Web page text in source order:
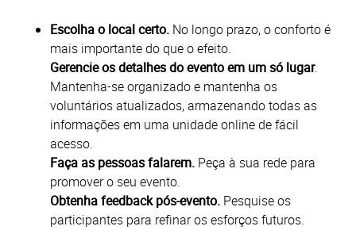
Escolha o local certo.No longo prazo, o conforto é
mais importante do que o efeito.
Gerencie os detalhes do evento em um só lugar.
Mantenha-se organizado e mantenha os
voluntários atualizados, armazenando todas as
informações em uma unidade online de fácil
acesso.
Faça as pessoas falarem.Peça à sua rede para
promover o seu evento.
Obtenha feedback pós-evento.Pesquise os
participantes para refinar os esforços futuros.